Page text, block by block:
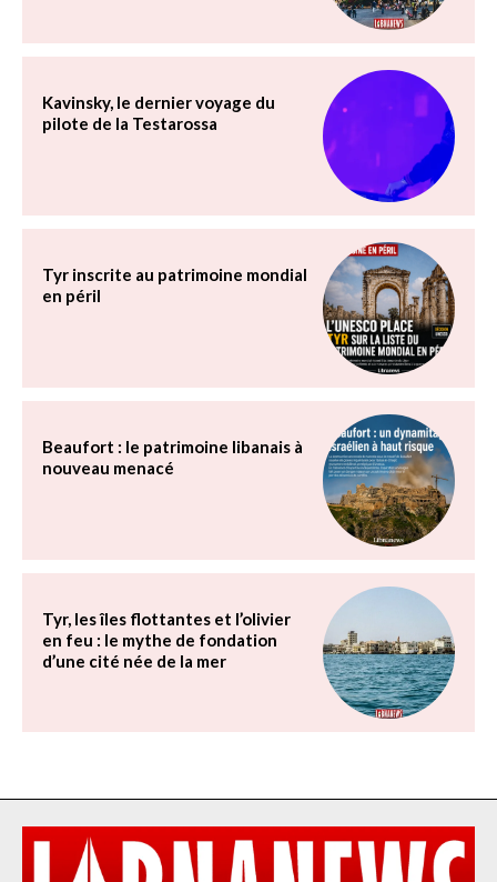
Kavinsky, le dernier voyage du
pilote de la Testarossa
Tyr inscrite au patrimoine mondial
en péril
Beaufort : le patrimoine libanais à
nouveau menacé
Tyr, les îles flottantes et l’olivier
en feu : le mythe de fondation
d’une cité née de la mer